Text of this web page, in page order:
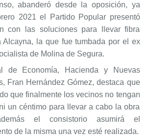
abanderó desde la oposición, ya
2021 el Partido Popular presentó
con las soluciones para llevar fibra
Alcayna, la que fue tumbada por el ex
de Molina de Segura.
de Economía, Hacienda y Nuevas
Fran Hernández Gómez, destaca que
que finalmente los vecinos no tengan
un céntimo para llevar a cabo la obra
el consistorio asumirá el
de la misma una vez esté realizada.